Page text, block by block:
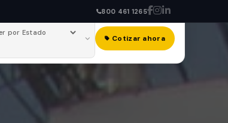
800 461 1265
Cotizar ahora